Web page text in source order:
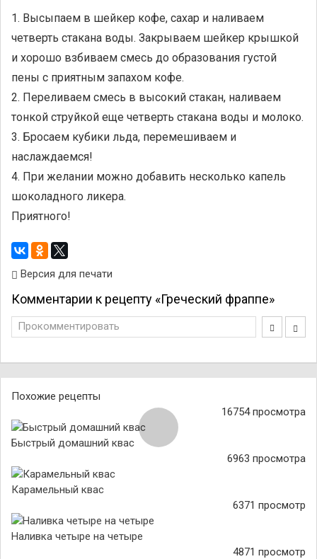
1. Высыпаем в шейкер кофе, сахар и наливаем
четверть стакана воды. Закрываем шейкер крышкой
и хорошо взбиваем смесь до образования густой
пены с приятным запахом кофе.
2. Переливаем смесь в высокий стакан, наливаем
тонкой струйкой еще четверть стакана воды и молоко.
3. Бросаем кубики льда, перемешиваем и
наслаждаемся!
4. При желании можно добавить несколько капель
шоколадного ликера.
Приятного!
Версия для печати
Комментарии к рецепту «Греческий фраппе»
Прокомментировать
Похожие рецепты
16754 просмотра
Быстрый домашний квас
6963 просмотра
Карамельный квас
6371 просмотр
Наливка четыре на четыре
4871 просмотр